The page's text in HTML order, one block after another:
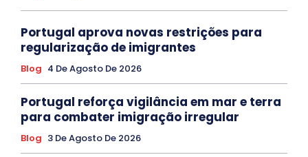
Portugal aprova novas restrições para
regularização de imigrantes
Blog 4 De Agosto De 2026
Portugal reforça vigilância em mar e terra
para combater imigração irregular
Blog 3 De Agosto De 2026